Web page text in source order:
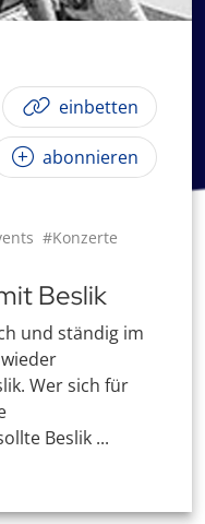
einbetten
abonnieren
#Konzerte
Beslik
und ständig im
Wer sich für
Beslik ...